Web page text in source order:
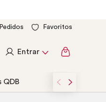
Favoritos
Entrar
QDB